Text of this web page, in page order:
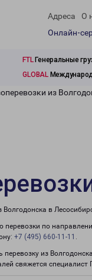
Адреса О
Онлайн-
FTLГенеральные
GLOBAL
из
Волгодонска в
по
+7 (495) 660-11-11 .
перевозку из
свяжется специалист